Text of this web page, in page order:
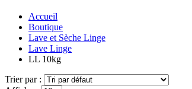
Accueil
Boutique
Lave et Sèche Linge
Lave Linge
LL 10kg
Trier par :